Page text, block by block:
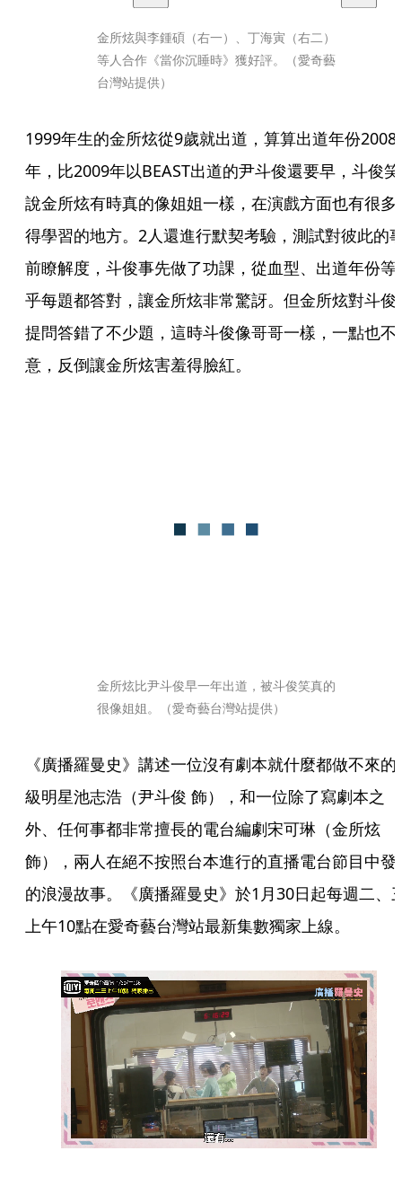
金所炫與李鍾碩（右一）、丁海寅（右二）
等人合作《當你沉睡時》獲好評。（愛奇藝
台灣站提供）
1999年生的金所炫從9歲就出道，算算出道年份2008
年，比2009年以BEAST出道的尹斗俊還要早，斗俊笑
說金所炫有時真的像姐姐一樣，在演戲方面也有很多
得學習的地方。2人還進行默契考驗，測試對彼此的
前瞭解度，斗俊事先做了功課，從血型、出道年份等
乎每題都答對，讓金所炫非常驚訝。但金所炫對斗俊
提問答錯了不少題，這時斗俊像哥哥一樣，一點也不
意，反倒讓金所炫害羞得臉紅。
金所炫比尹斗俊早一年出道，被斗俊笑真的
很像姐姐。（愛奇藝台灣站提供）
《廣播羅曼史》講述一位沒有劇本就什麼都做不來的
級明星池志浩（尹斗俊 飾），和一位除了寫劇本之
外、任何事都非常擅長的電台編劇宋可琳（金所炫
飾），兩人在絕不按照台本進行的直播電台節目中發
的浪漫故事。《廣播羅曼史》於1月30日起每週二、
上午10點在愛奇藝台灣站最新集數獨家上線。